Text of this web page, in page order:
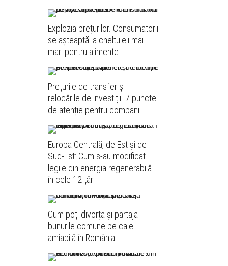
Explozia prețurilor. Consumatorii
se așteaptă la cheltuieli mai
mari pentru alimente
Prețurile de transfer și
relocările de investiții. 7 puncte
de atenție pentru companii
Europa Centrală, de Est și de
Sud-Est: Cum s-au modificat
legile din energia regenerabilă
în cele 12 țări
Cum poți divorța și partaja
bunurile comune pe cale
amiabilă în România